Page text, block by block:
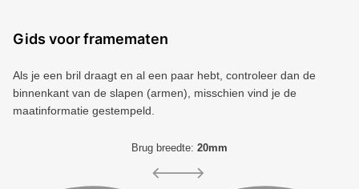
Gids voor framematen
Als je een bril draagt ​​en al een paar hebt, controleer dan de
binnenkant van de slapen (armen), misschien vind je de
maatinformatie gestempeld.
Brug breedte: 20mm